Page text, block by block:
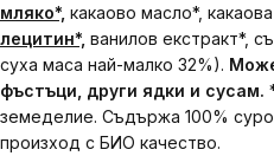
мляко*, какаово масло*,
лецитин*, ванилов екстракт*,
суха маса най-малко 32%).
фъстъци, други ядки и сусам.
земеделие. Съдържа 100%
произход с БИО качество.